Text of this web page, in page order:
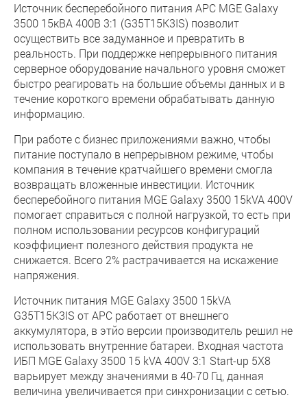
Источник бесперебойного питания APC MGE Galaxy
3500 15кВА 400В 3:1 (G35T15K3IS) позволит
осуществить все задуманное и превратить в
реальность. При поддержке непрерывного питания
серверное оборудование начального уровня сможет
быстро реагировать на большие объемы данных и в
течение короткого времени обрабатывать данную
информацию.
При работе с бизнес приложениями важно, чтобы
питание поступало в непрерывном режиме, чтобы
компания в течение кратчайшего времени смогла
возвращать вложенные инвестиции. Источник
бесперебойного питания MGE Galaxy 3500 15kVA 400V
помогает справиться с полной нагрузкой, то есть при
полном использовании ресурсов конфигураций
коэффициент полезного действия продукта не
снижается. Всего 2% растрачивается на искажение
напряжения.
Источник питания MGE Galaxy 3500 15kVA
G35T15K3IS от APC работает от внешнего
аккумулятора, в этйо версии производитель решил не
использовать внутренние батареи. Входная частота
ИБП MGE Galaxy 3500 15 kVA 400V 3:1 Start-up 5X8
варьирует между значениями в 40-70 Гц, данная
величина увеличивается при синхронизации с сетью.